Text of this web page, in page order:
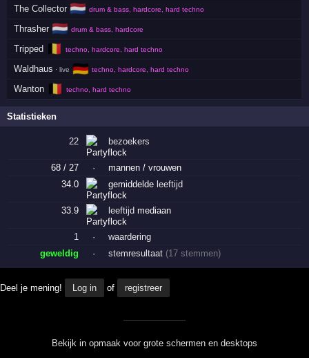
The Collector 🇳🇱 drum & bass, hardcore, hard techno
Thrasher 🇳🇱 drum & bass, hardcore
Tripped 🇧🇪 techno, hardcore, hard techno
Waldhaus · live 🇩🇪 techno, hardcore, hard techno
Wanton 🇧🇪 techno, hard techno
Statistieken
22 bezoekers
68 / 27 ·
mannen / vrouwen
34.0
gemiddelde leeftijd
33.9 leeftijd mediaan
1 ·
waardering
geweldig
· stemresultaat (17 stemmen)
Deel je mening! Log in of registreer
Bekijk in opmaak voor grote schermen en desktops